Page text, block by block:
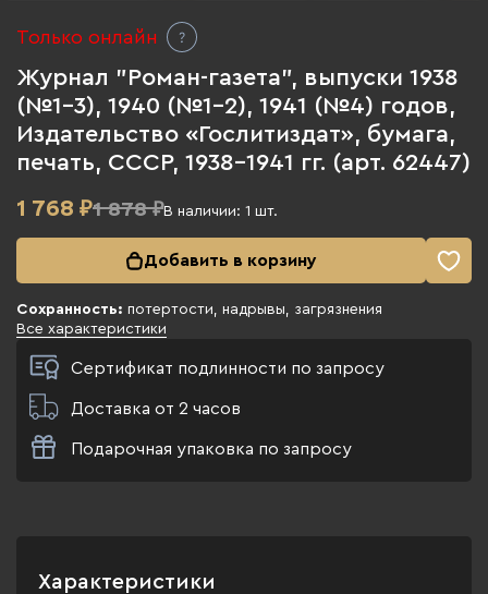
Только онлайн
Журнал "Роман-газета", выпуски 1938
(№1-3), 1940 (№1-2), 1941 (№4) годов,
Издательство «Гослитиздат», бумага,
печать, СССР, 1938-1941 гг. (арт. 62447)
1 768 ₽1 878 ₽В наличии: 1 шт.
Добавить в корзину
Сохранность: потертости, надрывы, загрязнения
Все характеристики
Сертификат подлинности по запросу
Доставка от 2 часов
Подарочная упаковка по запросу
Характеристики